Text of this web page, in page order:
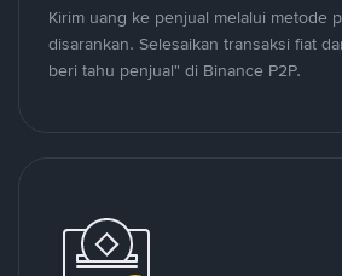
Kirim uang ke penjual melalui metode
disarankan. Selesaikan transaksi fiat
beri tahu penjual" di Binance P2P.